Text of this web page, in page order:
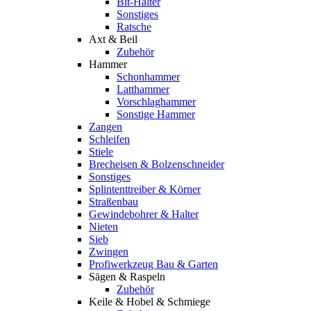
Sonstiges
Ratsche
Axt & Beil
Zubehör
Hammer
Schonhammer
Latthammer
Vorschlaghammer
Sonstige Hammer
Zangen
Schleifen
Stiele
Brecheisen & Bolzenschneider
Sonstiges
Splintenttreiber & Körner
Straßenbau
Gewindebohrer & Halter
Nieten
Sieb
Zwingen
Profiwerkzeug Bau & Garten
Sägen & Raspeln
Zubehör
Keile & Hobel & Schmiege